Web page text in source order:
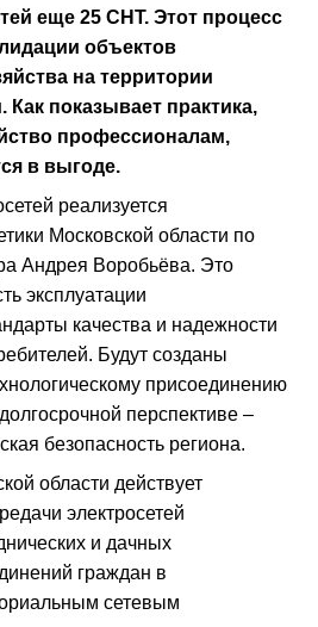
еще 25 СНТ. Этот процесс
объектов
на территории
Как показывает практика,
профессионалам,
в выгоде.
реализуется
Московской области по
Андрея Воробьёва. Это
эксплуатации
качества и надежности
Будут созданы
присоединению
перспективе –
безопасность региона.
области действует
электросетей
и дачных
граждан в
сетевым